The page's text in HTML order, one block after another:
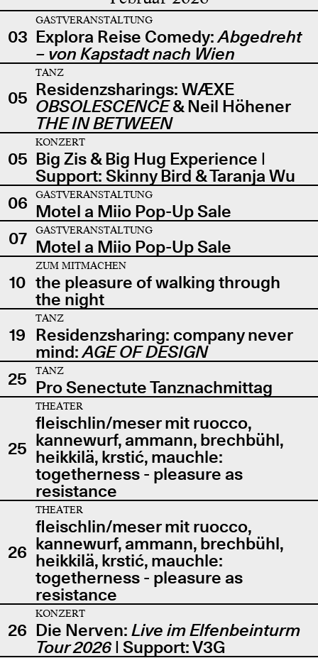
03
GASTVERANSTALTUNG
Explora Reise Comedy:Abgedreht
– von Kapstadt nach Wien
05
TANZ
Residenzsharings: WÆXE
OBSOLESCENCE& Neil Höhener
THE IN BETWEEN
05
KONZERT
Big Zis & Big Hug Experience |
Support: Skinny Bird & Taranja Wu
06
GASTVERANSTALTUNG
Motel a Miio Pop-Up Sale
07
GASTVERANSTALTUNG
Motel a Miio Pop-Up Sale
10
ZUM MITMACHEN
the pleasure of walking through
the night
19
TANZ
Residenzsharing: company never
mind:AGE OF DESIGN
25
TANZ
Pro Senectute Tanznachmittag
25
THEATER
fleischlin/meser mit ruocco,
kannewurf, ammann, brechbühl,
heikkilä, krstić, mauchle:
togetherness - pleasure as
resistance
26
THEATER
fleischlin/meser mit ruocco,
kannewurf, ammann, brechbühl,
heikkilä, krstić, mauchle:
togetherness - pleasure as
resistance
26
KONZERT
Die Nerven: Live im Elfenbeinturm
Tour 2026| Support: V3G